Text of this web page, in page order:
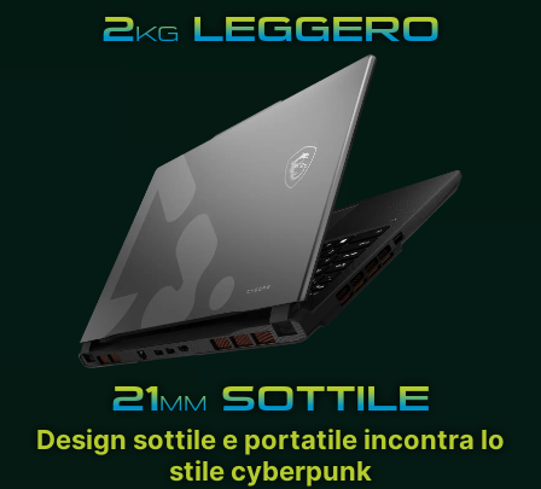
2KG LEGGERO
21MM SOTTILE
Design sottile e portatile incontra lo
stile cyberpunk